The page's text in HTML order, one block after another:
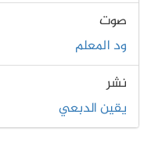
صوت
ود المعلم
نشر
يقين الدبعي